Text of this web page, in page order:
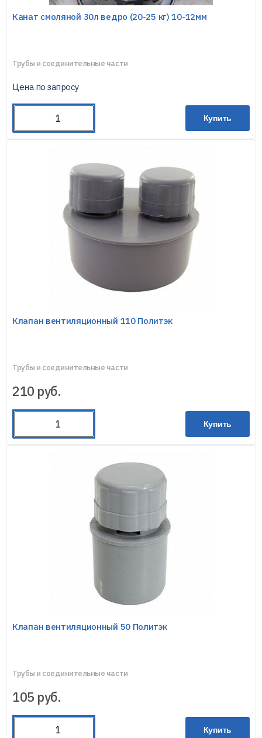
Канат смоляной 30л ведро (20-25 кг) 10-12мм
Трубы и соединительные части
Цена по запросу
Купить
Клапан вентиляционный 110 Политэк
Трубы и соединительные части
210 руб.
Купить
Клапан вентиляционный 50 Политэк
Трубы и соединительные части
105 руб.
Купить